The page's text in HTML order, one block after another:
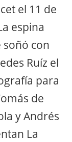
el 11 de
espina
con
Ruíz el
para
de
y Andrés
La